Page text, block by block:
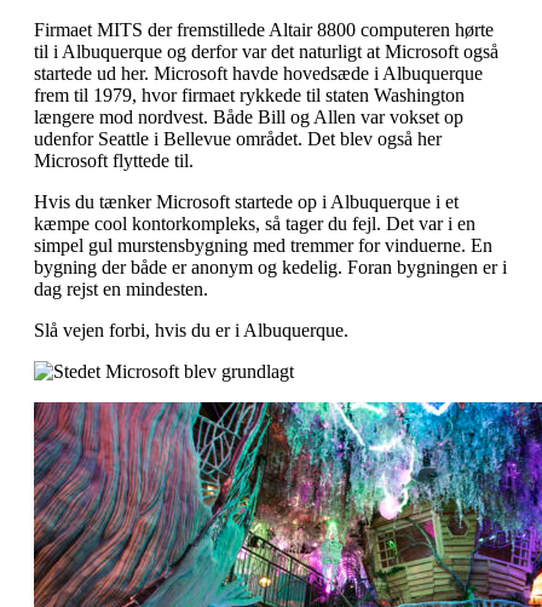
Firmaet MITS der fremstillede Altair 8800 computeren hørte
til i Albuquerque og derfor var det naturligt at Microsoft også
startede ud her. Microsoft havde hovedsæde i Albuquerque
frem til 1979, hvor firmaet rykkede til staten Washington
længere mod nordvest. Både Bill og Allen var vokset op
udenfor Seattle i Bellevue området. Det blev også her
Microsoft flyttede til.
Hvis du tænker Microsoft startede op i Albuquerque i et
kæmpe cool kontorkompleks, så tager du fejl. Det var i en
simpel gul murstensbygning med tremmer for vinduerne. En
bygning der både er anonym og kedelig. Foran bygningen er i
dag rejst en mindesten.
Slå vejen forbi, hvis du er i Albuquerque.